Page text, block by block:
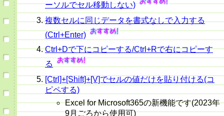
ーソルでセル移動しない)
複数セルに同じデータを書式なしで入力する
(Ctrl+Enter)
Ctrl+Dで下にコピーする/Ctrl+Rで右にコピーす
る
[Ctrl]+[Shift]+[V]でセルの値だけを貼り付ける(コ
ピペする)
Excel for Microsoft365の新機能です(2023年
9月ごろから使用可)